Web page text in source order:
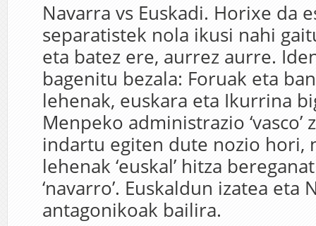
Navarra vs Euskadi. Horixe da
separatistek nola ikusi nahi
eta batez ere, aurrez aurre.
bagenitu bezala: Foruak eta
lehenak, euskara eta Ikurrina
Menpeko administrazio ‘vasco’
indartu egiten dute nozio hori,
lehenak ‘euskal’ hitza
‘navarro’. Euskaldun izatea eta
antagonikoak bailira.